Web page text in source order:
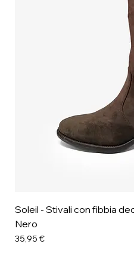
Soleil - Stivali con fibbia
Nero
Prezzo
35,95 €